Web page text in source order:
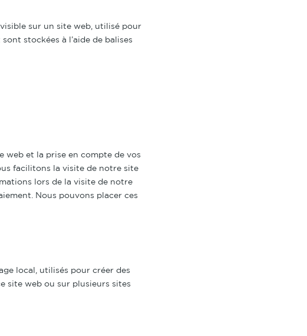
sur un site web, utilisé pour
stockées à l’aide de balises
web et la prise en compte de vos
facilitons la visite de notre site
lors de la visite de notre
Nous pouvons placer ces
local, utilisés pour créer des
site web ou sur plusieurs sites